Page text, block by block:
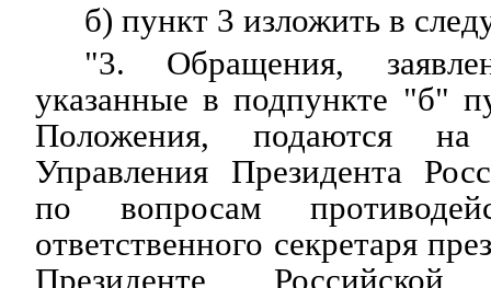
б) пункт 3 изложить в
"3. Обращения,
указанные в подпункте "б"
Положения, подаются
Управления Президента
по вопросам
ответственного секретаря
Президенте